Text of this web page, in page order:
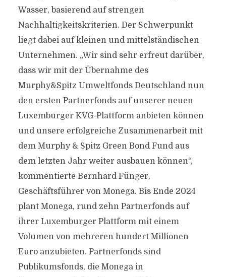
Wasser, basierend auf strengen
Nachhaltigkeitskriterien. Der Schwerpunkt
liegt dabei auf kleinen und mittelständischen
Unternehmen. „Wir sind sehr erfreut darüber,
dass wir mit der Übernahme des
Murphy&Spitz Umweltfonds Deutschland nun
den ersten Partnerfonds auf unserer neuen
Luxemburger KVG-Plattform anbieten können
und unsere erfolgreiche Zusammenarbeit mit
dem Murphy & Spitz Green Bond Fund aus
dem letzten Jahr weiter ausbauen können“,
kommentierte Bernhard Fünger,
Geschäftsführer von Monega. Bis Ende 2024
plant Monega, rund zehn Partnerfonds auf
ihrer Luxemburger Plattform mit einem
Volumen von mehreren hundert Millionen
Euro anzubieten. Partnerfonds sind
Publikumsfonds, die Monega in